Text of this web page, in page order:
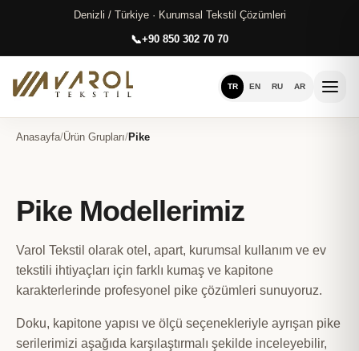
Denizli / Türkiye · Kurumsal Tekstil Çözümleri
+90 850 302 70 70
TR EN RU AR
Anasayfa/Ürün Grupları/Pike
Pike Modellerimiz
Varol Tekstil olarak otel, apart, kurumsal kullanım ve ev
tekstili ihtiyaçları için farklı kumaş ve kapitone
karakterlerinde profesyonel pike çözümleri sunuyoruz.
Doku, kapitone yapısı ve ölçü seçenekleriyle ayrışan pike
serilerimizi aşağıda karşılaştırmalı şekilde inceleyebilir,